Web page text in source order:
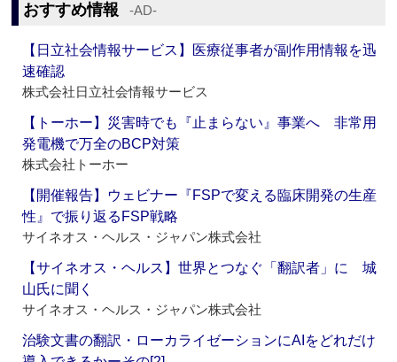
おすすめ情報 ‐AD‐
【日立社会情報サービス】医療従事者が副作用情報を迅
速確認
株式会社日立社会情報サービス
【トーホー】災害時でも『止まらない』事業へ 非常用
発電機で万全のBCP対策
株式会社トーホー
【開催報告】ウェビナー『FSPで変える臨床開発の生産
性』で振り返るFSP戦略
サイネオス・ヘルス・ジャパン株式会社
【サイネオス・ヘルス】世界とつなぐ「翻訳者」に 城
山氏に聞く
サイネオス・ヘルス・ジャパン株式会社
治験文書の翻訳・ローカライゼーションにAIをどれだけ